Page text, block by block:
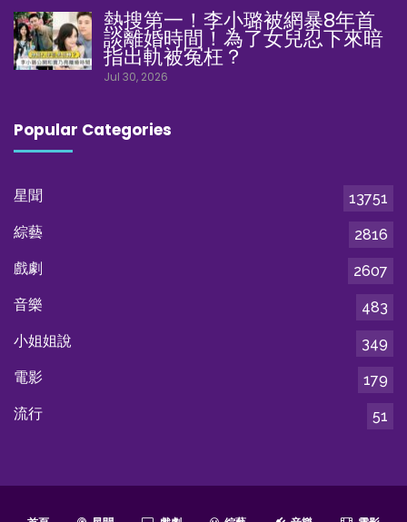
熱搜第一！李小璐被網暴8年首
談離婚時間！為了女兒忍下來暗
指出軌被冤枉？
Jul 30, 2026
Popular Categories
星聞
13751
綜藝
2816
戲劇
2607
音樂
483
小姐姐說
349
電影
179
流行
51